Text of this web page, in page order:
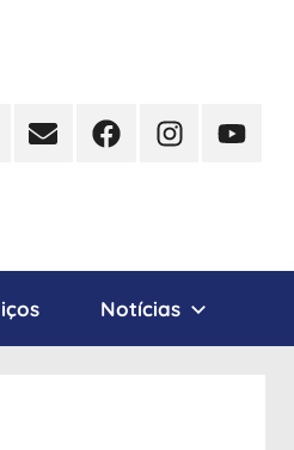
ContatoFacebookInstagram
Notícias